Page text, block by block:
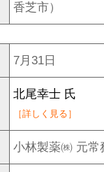
香芝市）
7月31日
北尾幸士 氏
［詳しく見る］
小林製薬㈱ 元常